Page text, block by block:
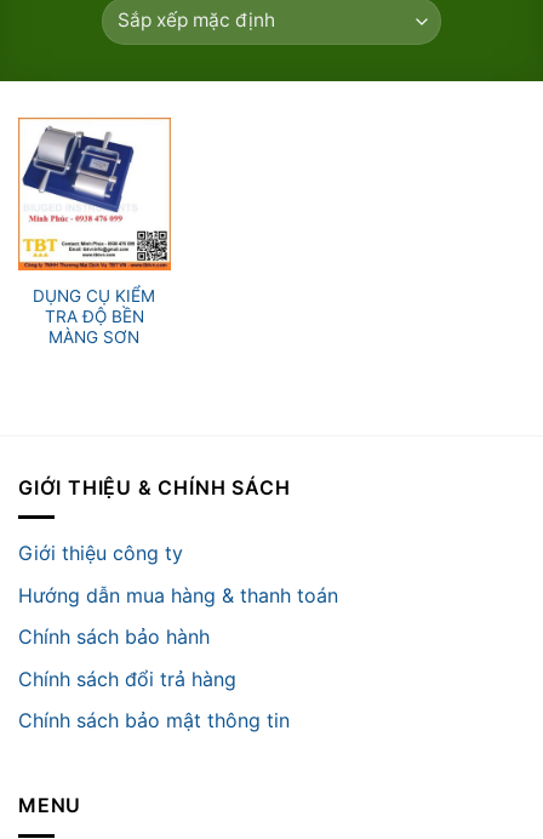
DỤNG CỤ KIỂM
TRA ĐỘ BỀN
MÀNG SƠN
GIỚI THIỆU & CHÍNH SÁCH
Giới thiệu công ty
Hướng dẫn mua hàng & thanh toán
Chính sách bảo hành
Chính sách đổi trả hàng
Chính sách bảo mật thông tin
MENU